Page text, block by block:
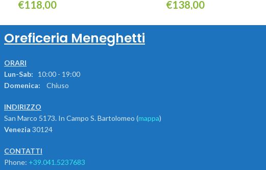
€118,00 €138,00
Oreficeria Meneghetti
ORARI
Lun-Sab: 10:00 - 19:00
Domenica:
Chiuso
INDIRIZZO
San Marco 5173. In Campo S. Bartolomeo (mappa)
Venezia 30124
CONTATTI
Phone: +39.041.5237683